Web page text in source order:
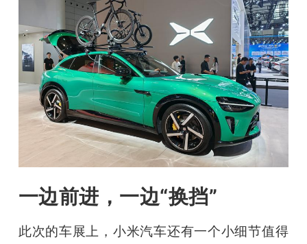
一边前进，一边“换挡”
此次的车展上，小米汽车还有一个小细节值得